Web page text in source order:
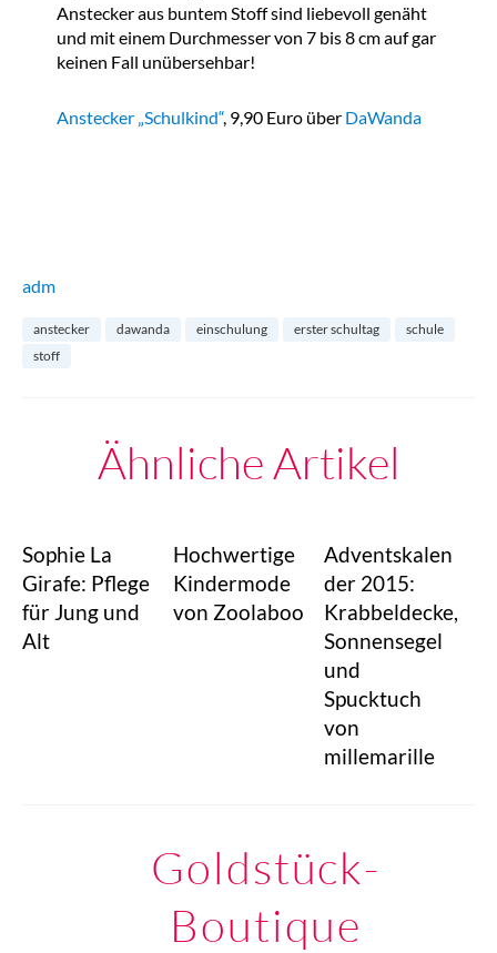
Anstecker aus buntem Stoff sind liebevoll genäht
und mit einem Durchmesser von 7 bis 8 cm auf gar
keinen Fall unübersehbar!
Anstecker „Schulkind“, 9,90 Euro über DaWanda
adm
anstecker dawanda einschulung erster schultag
schule
stoff
Ähnliche Artikel
Sophie La
Girafe: Pflege
für Jung und
Alt
Hochwertige
Kindermode
von Zoolaboo
Adventskalen
der 2015:
Krabbeldecke,
Sonnensegel
und
Spucktuch
von
millemarille
Goldstück-
Boutique